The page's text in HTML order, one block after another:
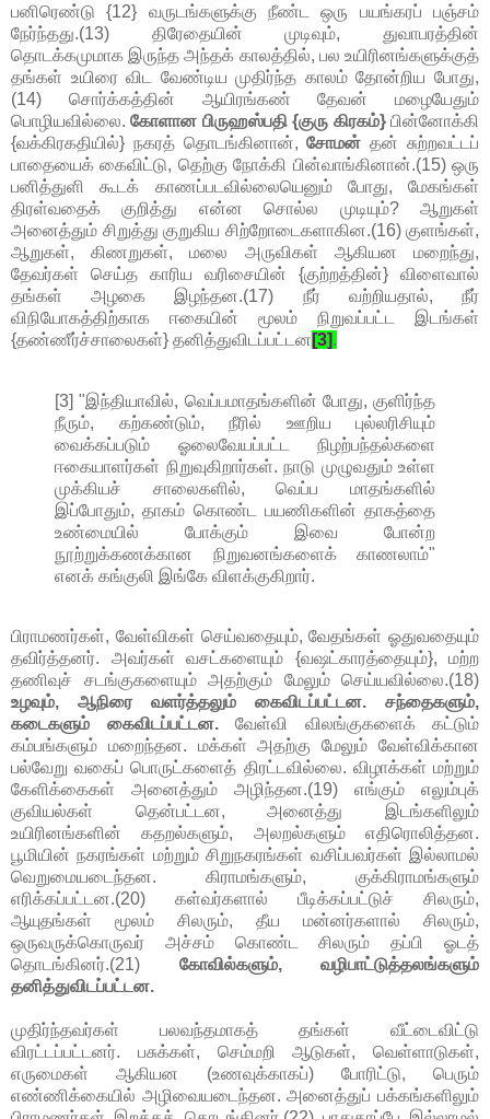
பனிரெண்டு {12} வருடங்களுக்கு நீண்ட ஒரு பயங்கரப் பஞ்சம்
நேர்ந்தது.(13) திரேதையின் முடிவும், துவாபரத்தின்
தொடக்கமுமாக இருந்த அந்தக் காலத்தில், பல உயிரினங்களுக்குத்
தங்கள் உயிரை விட வேண்டிய முதிர்ந்த காலம் தோன்றிய போது,
(14) சொர்க்கத்தின் ஆயிரங்கண் தேவன் மழையேதும்
பொழியவில்லை.கோளான பிருஹஸ்பதி {குரு கிரகம்}பின்னோக்கி
{வக்கிரகதியில்} நகரத் தொடங்கினான்,சோமன் தன் சுற்றவட்டப்
பாதையைக் கைவிட்டு, தெற்கு நோக்கி பின்வாங்கினான்.(15) ஒரு
பனித்துளி கூடக் காணப்படவில்லையெனும் போது, மேகங்கள்
திரள்வதைக் குறித்து என்ன சொல்ல முடியும்? ஆறுகள்
அனைத்தும் சிறுத்து குறுகிய சிற்றோடைகளாகின.(16) குளங்கள்,
ஆறுகள், கிணறுகள், மலை அருவிகள் ஆகியன மறைந்து,
தேவர்கள் செய்த காரிய வரிசையின் {குற்றத்தின்} விளைவால்
தங்கள் அழகை இழந்தன.(17) நீர் வற்றியதால், நீர்
விநியோகத்திற்காக ஈகையின் மூலம் நிறுவப்பட்ட இடங்கள்
{தண்ணீர்ச்சாலைகள்} தனித்துவிடப்பட்டன [3].
[3] "இந்தியாவில், வெப்பமாதங்களின் போது, குளிர்ந்த
நீரும், கற்கண்டும், நீரில் ஊறிய புல்லரிசியும்
வைக்கப்படும் ஓலைவேயப்பட்ட நிழற்பந்தல்களை
ஈகையாளர்கள் நிறுவுகிறார்கள். நாடு முழுவதும் உள்ள
முக்கியச் சாலைகளில், வெப்ப மாதங்களில்
இப்போதும், தாகம் கொண்ட பயணிகளின் தாகத்தை
உண்மையில் போக்கும் இவை போன்ற
நூற்றுக்கணக்கான நிறுவனங்களைக் காணலாம்"
எனக் கங்குலி இங்கே விளக்குகிறார்.
பிராமணர்கள், வேள்விகள் செய்வதையும், வேதங்கள் ஓதுவதையும்
தவிர்த்தனர். அவர்கள் வசட்களையும் {வஷட்காரத்தையும்}, மற்ற
தணிவுச் சடங்குகளையும் அதற்கும் மேலும் செய்யவில்லை.(18)
உழவும், ஆநிரை வளர்த்தலும் கைவிடப்பட்டன. சந்தைகளும்,
கடைகளும் கைவிடப்பட்டன.வேள்வி விலங்குகளைக் கட்டும்
கம்பங்களும் மறைந்தன. மக்கள் அதற்கு மேலும் வேள்விக்கான
பல்வேறு வகைப் பொருட்களைத் திரட்டவில்லை. விழாக்கள் மற்றும்
கேளிக்கைகள் அனைத்தும் அழிந்தன.(19) எங்கும் எலும்புக்
குவியல்கள் தென்பட்டன, அனைத்து இடங்களிலும்
உயிரினங்களின் கதறல்களும், அலறல்களும் எதிரொலித்தன.
பூமியின் நகரங்கள் மற்றும் சிறுநகரங்கள் வசிப்பவர்கள் இல்லாமல்
வெறுமையடைந்தன. கிராமங்களும், குக்கிராமங்களும்
எரிக்கப்பட்டன.(20) கள்வர்களால் பீடிக்கப்பட்டுச் சிலரும்,
ஆயுதங்கள் மூலம் சிலரும், தீய மன்னர்களால் சிலரும்,
ஒருவருக்கொருவர் அச்சம் கொண்ட சிலரும் தப்பி ஓடத்
தொடங்கினர்.(21) கோவில்களும், வழிபாட்டுத்தலங்களும்
தனித்துவிடப்பட்டன.
முதிர்ந்தவர்கள் பலவந்தமாகத் தங்கள் வீட்டைவிட்டு
விரட்டப்பட்டனர். பசுக்கள், செம்மறி ஆடுகள், வெள்ளாடுகள்,
எருமைகள் ஆகியன (உணவுக்காகப்) போரிட்டு, பெரும்
எண்ணிக்கையில் அழிவையடைந்தன. அனைத்துப் பக்கங்களிலும்